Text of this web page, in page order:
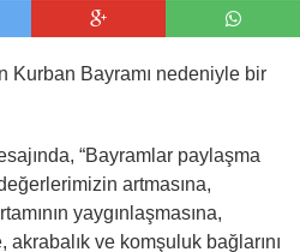
Kurban Bayramı nedeniyle bir
“Bayramlar paylaşma
artmasına,
yaygınlaşmasına,
ve komşuluk bağlarını